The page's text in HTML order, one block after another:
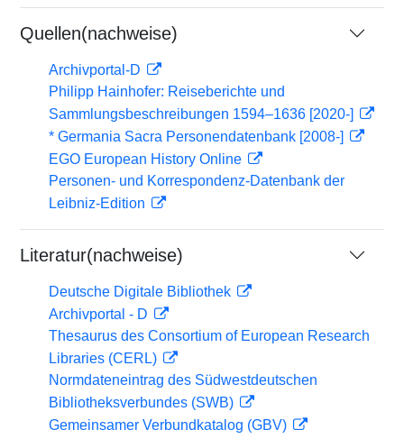
Quellen(nachweise)
Archivportal-D
Philipp Hainhofer: Reiseberichte und
Sammlungsbeschreibungen 1594–1636 [2020-]
* Germania Sacra Personendatenbank [2008-]
EGO European History Online
Personen- und Korrespondenz-Datenbank der
Leibniz-Edition
Literatur(nachweise)
Deutsche Digitale Bibliothek
Archivportal - D
Thesaurus des Consortium of European Research
Libraries (CERL)
Normdateneintrag des Südwestdeutschen
Bibliotheksverbundes (SWB)
Gemeinsamer Verbundkatalog (GBV)